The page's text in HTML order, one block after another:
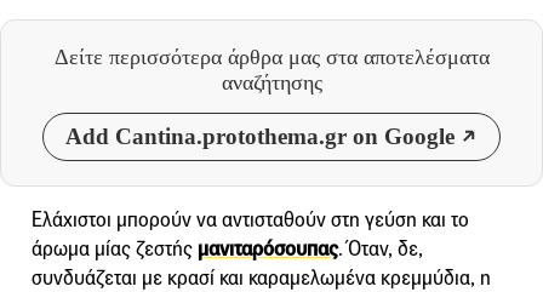
Δείτε περισσότερα άρθρα μας στα αποτελέσματα
αναζήτησης
Add Cantina.protothema.gr on Google
Ελάχιστοι μπορούν να αντισταθούν στη γεύση και το
άρωμα μίας ζεστής μανιταρόσουπας. Όταν, δε,
συνδυάζεται με κρασί και καραμελωμένα κρεμμύδια, η